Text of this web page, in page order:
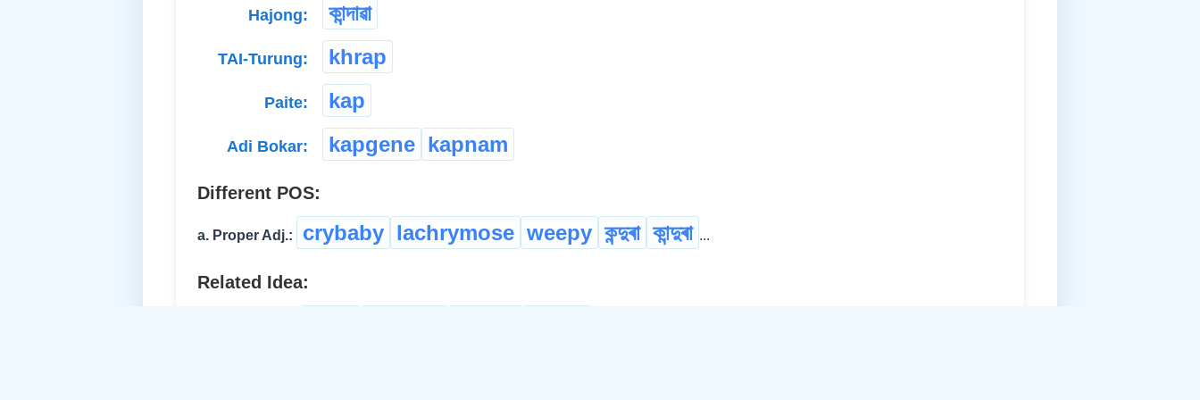
Hajong: কান্দাৱা
TAI-Turung: khrap
Paite: kap
Adi Bokar: kapgene kapnam
Different POS:
a. Proper Adj.: crybaby lachrymose weepy কন্দুৰা কান্দুৰা ...
Related Idea: